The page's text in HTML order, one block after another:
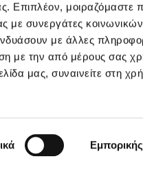
Επιπλέον, μοιραζόμαστε
με συνεργάτες
με άλλες
με την από μέρους σας
μας, συναινείτε στη
by Powered by